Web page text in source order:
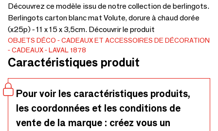
Découvrez ce modèle issu de notre collection de berlingots.
Berlingots carton blanc mat Volute, dorure à chaud dorée
(x25p) - 11 x 15 x 3,5cm. Découvrir le produit
OBJETS DÉCO
CADEAUX ET ACCESSOIRES DE DÉCORATION
CADEAUX
LAVAL 1878
Caractéristiques produit
Pour voir les caractéristiques produits,
les coordonnées et les conditions de
vente de la marque : créez vous un